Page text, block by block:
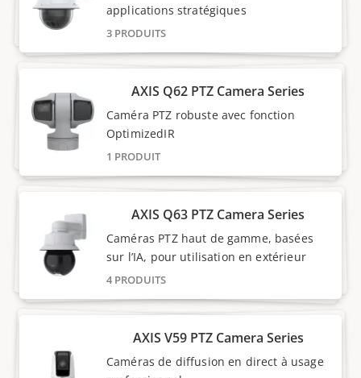
3 PRODUITS
applications stratégiques
AXIS Q62 PTZ Camera Series
1 PRODUIT
Caméra PTZ robuste avec fonction
OptimizedIR
AXIS Q63 PTZ Camera Series
4 PRODUITS
Caméras PTZ haut de gamme, basées
sur l’IA, pour utilisation en extérieur
AXIS V59 PTZ Camera Series
Caméras de diffusion en direct à usage